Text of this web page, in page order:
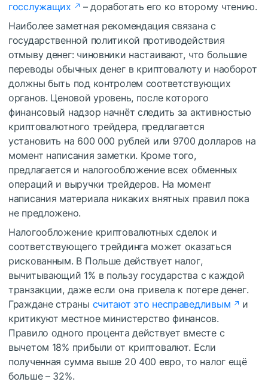
госслужащих
– доработать его ко второму чтению.
Наиболее заметная рекомендация связана с
государственной политикой противодействия
отмыву денег: чиновники настаивают, что большие
переводы обычных денег в криптовалюту и наоборот
должны быть под контролем соответствующих
органов. Ценовой уровень, после которого
финансовый надзор начнёт следить за активностью
криптовалютного трейдера, предлагается
установить на 600 000 рублей или 9700 долларов на
момент написания заметки. Кроме того,
предлагается и налогообложение всех обменных
операций и выручки трейдеров. На момент
написания материала никаких внятных правил пока
не предложено.
Налогообложение криптовалютных сделок и
соответствующего трейдинга может оказаться
рискованным. В Польше действует налог,
вычитывающий 1% в пользу государства с каждой
транзакции, даже если она привела к потере денег.
Граждане страны считают это несправедливым
и
критикуют местное министерство финансов.
Правило одного процента действует вместе с
вычетом 18% прибыли от криптовалют. Если
полученная сумма выше 20 400 евро, то налог ещё
больше – 32%.